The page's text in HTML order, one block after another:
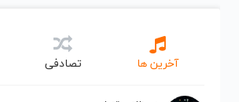
آخرین ها تصادفی